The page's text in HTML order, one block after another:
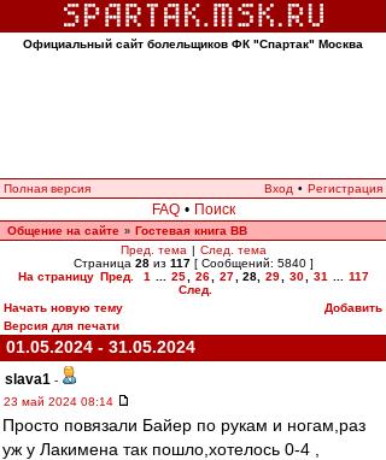
Официальный сайт болельщиков ФК "Спартак" Москва
Полная версия Вход • Регистрация
FAQ • Поиск
Общение на сайте » Гостевая книга ВВ
Пред. тема | След. тема
Страница 28из 117[ Сообщений: 5840 ]
На страницу Пред. 1 25 26 27 28, 29 30 31
117
След.
Начать новую тему
Добавить
Версия для печати
01.05.2024 - 31.05.2024
slava1 -
23 май 2024 08:14
Просто повязали Байер по рукам и ногам,раз
уж у Лакимена так пошло,хотелось 0-4 ,